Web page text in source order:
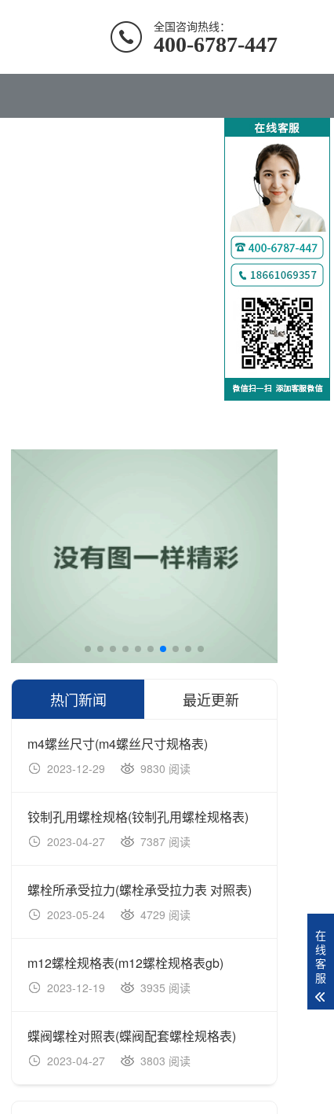
全国咨询热线：
400-6787-447
热门新闻 最近更新
m4螺丝尺寸(m4螺丝尺寸规格表)
2023-12-29 9830 阅读
铰制孔用螺栓规格(铰制孔用螺栓规格表)
2023-04-27 7387 阅读
螺栓所承受拉力(螺栓承受拉力表 对照表)
2023-05-24 4729 阅读
m12螺栓规格表(m12螺栓规格表gb)
2023-12-19 3935 阅读
蝶阀螺栓对照表(蝶阀配套螺栓规格表)
2023-04-27 3803 阅读
在
线
客
服